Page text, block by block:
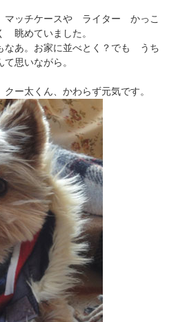
ッチケースや ライター かっこ
眺めていました。
あ。お家に並べとく？でも うち
思いながら。
ー太くん、かわらず元気です。